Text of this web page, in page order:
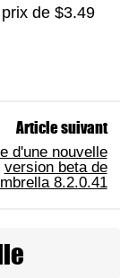
de $3.49
Article suivant
d'une nouvelle
version beta de
8.2.0.41